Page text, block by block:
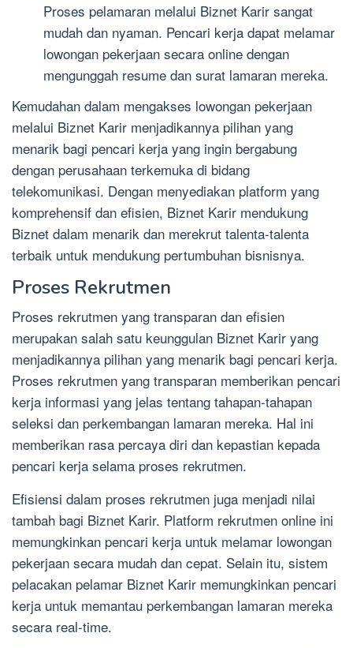
Proses pelamaran melalui Biznet Karir sangat
mudah dan nyaman. Pencari kerja dapat melamar
lowongan pekerjaan secara online dengan
mengunggah resume dan surat lamaran mereka.
Kemudahan dalam mengakses lowongan pekerjaan
melalui Biznet Karir menjadikannya pilihan yang
menarik bagi pencari kerja yang ingin bergabung
dengan perusahaan terkemuka di bidang
telekomunikasi. Dengan menyediakan platform yang
komprehensif dan efisien, Biznet Karir mendukung
Biznet dalam menarik dan merekrut talenta-talenta
terbaik untuk mendukung pertumbuhan bisnisnya.
Proses Rekrutmen
Proses rekrutmen yang transparan dan efisien
merupakan salah satu keunggulan Biznet Karir yang
menjadikannya pilihan yang menarik bagi pencari kerja.
Proses rekrutmen yang transparan memberikan pencari
kerja informasi yang jelas tentang tahapan-tahapan
seleksi dan perkembangan lamaran mereka. Hal ini
memberikan rasa percaya diri dan kepastian kepada
pencari kerja selama proses rekrutmen.
Efisiensi dalam proses rekrutmen juga menjadi nilai
tambah bagi Biznet Karir. Platform rekrutmen online ini
memungkinkan pencari kerja untuk melamar lowongan
pekerjaan secara mudah dan cepat. Selain itu, sistem
pelacakan pelamar Biznet Karir memungkinkan pencari
kerja untuk memantau perkembangan lamaran mereka
secara real-time.